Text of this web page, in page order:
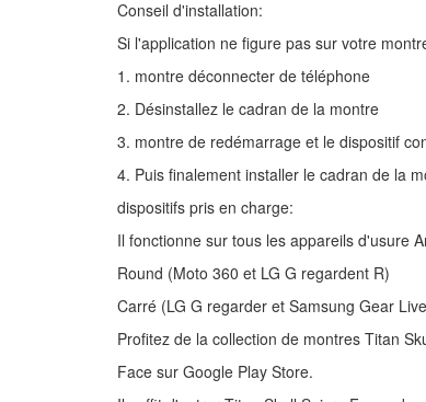
Conseil d'installation:
Si l'application ne figure pas sur votre
1. montre déconnecter de téléphone
2. Désinstallez le cadran de la montre
3. montre de redémarrage et le dispositif
4. Puis finalement installer le cadran de la
dispositifs pris en charge:
Il fonctionne sur tous les appareils d'usure
Round (Moto 360 et LG G regardent R)
Carré (LG G regarder et Samsung Gear
Profitez de la collection de montres Titan
Face sur Google Play Store.